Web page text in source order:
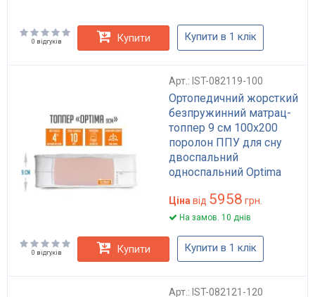
0 відгуків Купити Купити в 1 клік
Арт.: IST-082119-100
Ортопедичний жорсткий
безпружинний матрац-
топпер 9 см 100x200
поролон ППУ для сну
двоспальний
односпальний Optima
Ціна від 5958 грн.
На замов. 10 днів
0 відгуків Купити Купити в 1 клік
Арт.: IST-082121-120